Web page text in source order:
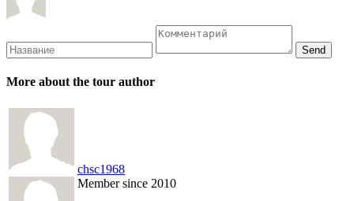
More about the tour author
chsc1968
Member since 2010